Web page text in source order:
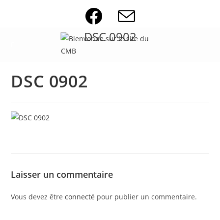
DSC 0902
DSC 0902
Laisser un commentaire
Vous devez êtreconnecté pour publier un commentaire.